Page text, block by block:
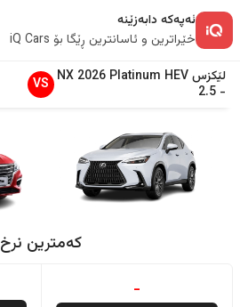
ئەپەکە دابەزێنە
خێراترین و ئاسانترین ڕێگا بۆ iQ Cars
لێکزس NX 2026 Platinum HEV
-
2.5
VS
کەمترین نرخ
-